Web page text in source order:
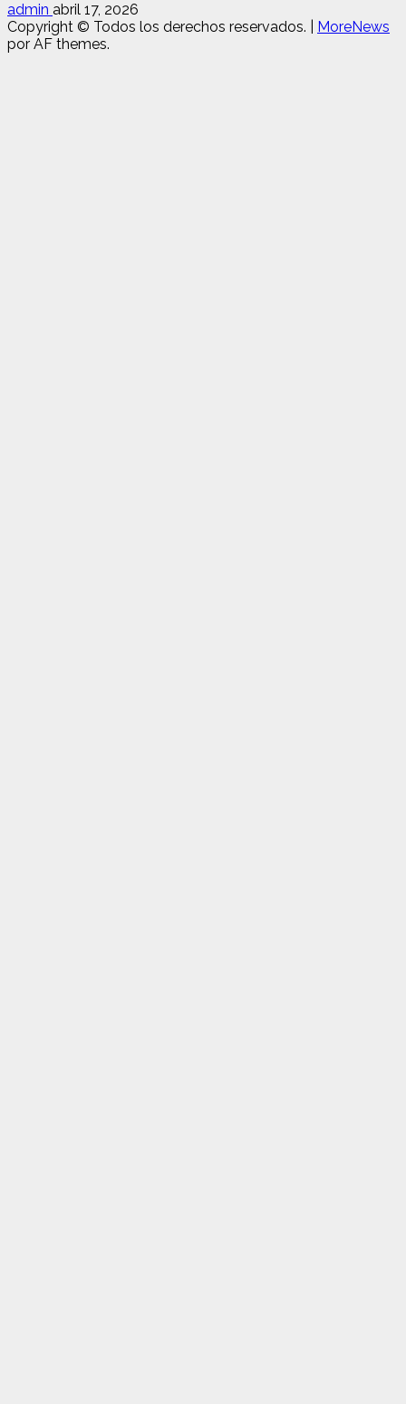
admin abril 17, 2026
Copyright © Todos los derechos reservados.
MoreNews
por AF themes.